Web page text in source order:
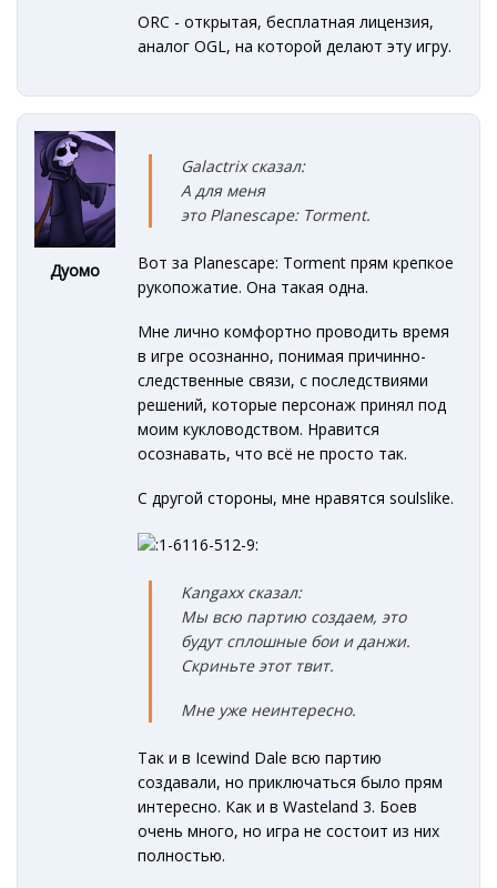
ORC - открытая, бесплатная лицензия,
аналог OGL, на которой делают эту игру.
Дуомо
Galactrix сказал:
А для меня
это Planescape: Torment.
Вот за Planescape: Torment прям крепкое
рукопожатие. Она такая одна.
Мне лично комфортно проводить время
в игре осознанно, понимая причинно-
следственные связи, с последствиями
решений, которые персонаж принял под
моим кукловодством. Нравится
осознавать, что всё не просто так.
С другой стороны, мне нравятся soulslike.
Kangaxx сказал:
Мы всю партию создаем, это
будут сплошные бои и данжи.
Скриньте этот твит.
Мне уже неинтересно.
Так и в Icewind Dale всю партию
создавали, но приключаться было прям
интересно. Как и в Wasteland 3. Боев
очень много, но игра не состоит из них
полностью.